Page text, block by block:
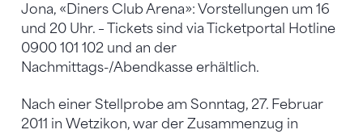
Jona, «Diners Club Arena»: Vorstellungen um 16
und 20 Uhr. – Tickets sind via Ticketportal Hotline
0900 101 102 und an der
Nachmittags-/Abendkasse erhältlich.
Nach einer Stellprobe am Sonntag, 27. Februar
2011 in Wetzikon, war der Zusammenzug in